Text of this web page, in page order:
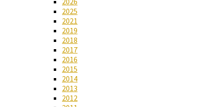
2025
2021
2019
2018
2017
2016
2015
2014
2013
2012